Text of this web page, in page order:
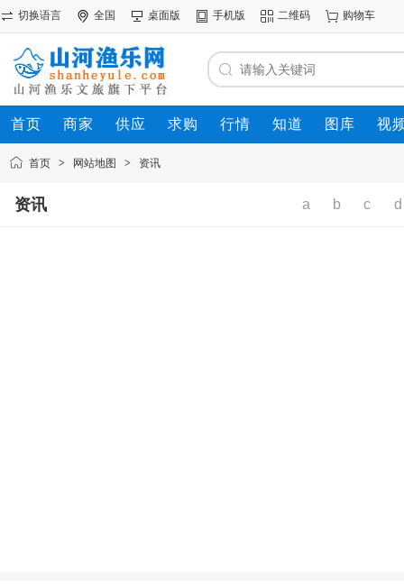
切换语言 全国 桌面版 手机版 二维码 购物车
首页 商家 供应 求购 行情 知道 图库 视
首页 > 网站地图 > 资讯
a b c d
资讯